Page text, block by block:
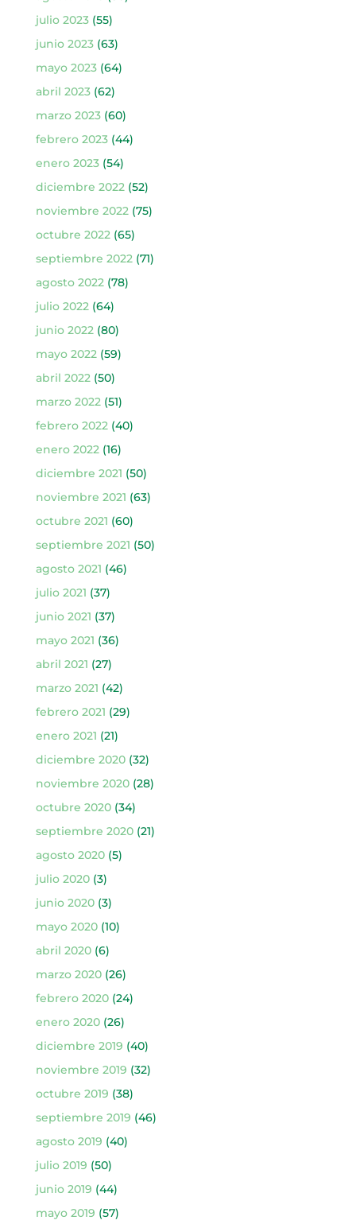
julio 2023(55)
junio 2023(63)
mayo 2023(64)
abril 2023(62)
marzo 2023(60)
febrero 2023(44)
enero 2023(54)
diciembre 2022(52)
noviembre 2022(75)
octubre 2022(65)
septiembre 2022(71)
agosto 2022(78)
julio 2022(64)
junio 2022(80)
mayo 2022(59)
abril 2022(50)
marzo 2022(51)
febrero 2022(40)
enero 2022(16)
diciembre 2021 (50)
noviembre 2021 (63)
octubre 2021 (60)
septiembre 2021 (50)
agosto 2021 (46)
julio 2021 (37)
junio 2021 (37)
mayo 2021 (36)
abril 2021 (27)
marzo 2021 (42)
febrero 2021 (29)
enero 2021 (21)
diciembre 2020(32)
noviembre 2020(28)
octubre 2020(34)
septiembre 2020(21)
agosto 2020(5)
julio 2020(3)
junio 2020(3)
mayo 2020(10)
abril 2020(6)
marzo 2020(26)
febrero 2020(24)
enero 2020(26)
diciembre 2019 (40)
noviembre 2019 (32)
octubre 2019 (38)
septiembre 2019 (46)
agosto 2019 (40)
julio 2019 (50)
junio 2019 (44)
mayo 2019 (57)